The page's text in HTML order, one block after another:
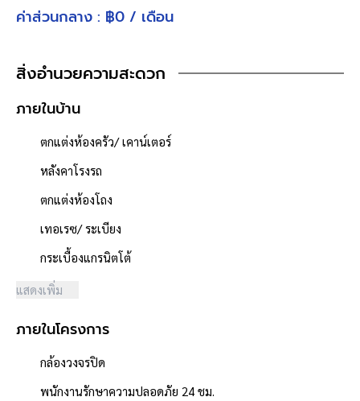
- ผ่อนเพียงประมาณ 40,000 x30 ปี (เรามีบริการเช็ควงเงินกู้ให้ ฟรี!!
ทราบผลภายใน 3 วัน)
**ฟังก์ชันบ้าน**
ห้องนอน : 3 ห้อง
ห้องน้ำ : 3 ห้อง
ที่จอดรถ : 2 คัน
เนื้อที่ 128.6 ตารางวา
- พื้นที่ใช้สอย 337 ตารางเมตร
- หน้าบ้านหันไปทาง "ทิศใต้"
- น้ำประปา ไฟฟ้าพร้อมเข้าอยู่
- ค่าใช้จ่ายส่วนกลางนิติบุคคล 2,058 บาท/เดือน
- โครงการได้รับอนุญาตจัดสรรถูกต้อง ,โครงการจำนวนรวม 334 หลัง
วัดพระเงิน
- ผู้พัฒนาโครงการที่มีชื่อเสียง **แลนด์ แอนด์ เฮ้าส์**
- ถนนโครงการกว้าง 15 เมตร
- มีระบบรักษาความปลอดภัย, มีกล้องวงจรปิด
ค่าส่วนกลาง : ฿0 / เดือน
สิ่งอำนวยความสะดวก
ภายในบ้าน
ตกแต่งห้องครัว/ เคาน์เตอร์
หลังคาโรงรถ
ตกแต่งห้องโถง
เทอเรซ/ ระเบียง
กระเบื้องแกรนิตโต้
แสดงเพิ่ม
ภายในโครงการ
กล้องวงจรปิด
พนักงานรักษาความปลอดภัย 24 ชม.